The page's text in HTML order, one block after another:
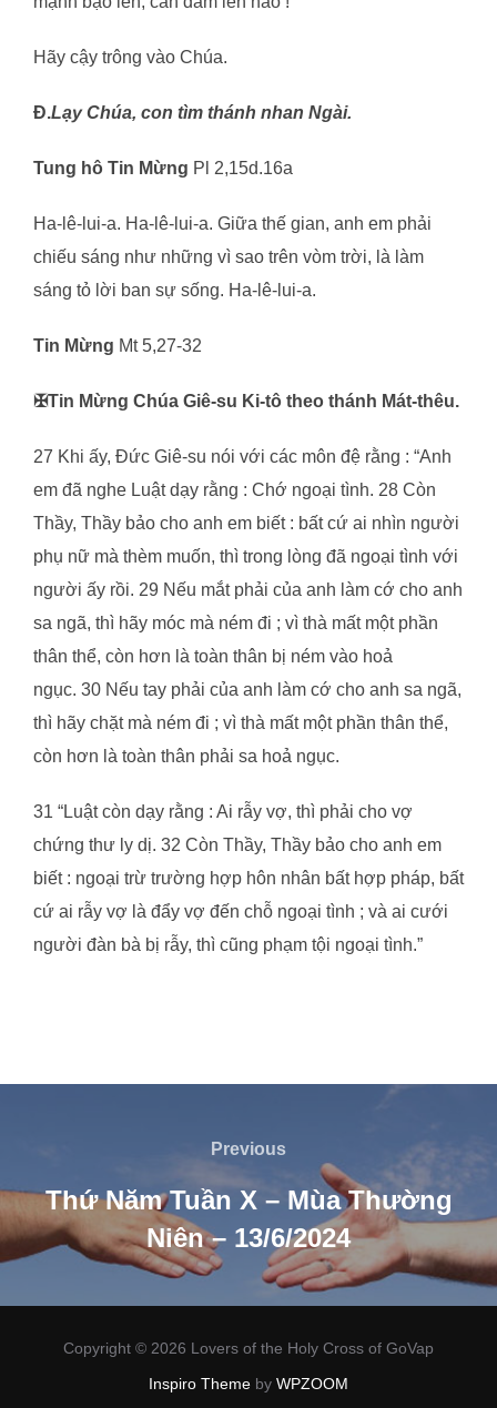
Hãy cậy trông vào Chúa.
Đ.Lạy Chúa, con tìm thánh nhan Ngài.
Tung hô Tin Mừng Pl 2,15d.16a
Ha-lê-lui-a. Ha-lê-lui-a. Giữa thế gian, anh em phải
chiếu sáng như những vì sao trên vòm trời, là làm
sáng tỏ lời ban sự sống. Ha-lê-lui-a.
Tin Mừng Mt 5,27-32
✠Tin Mừng Chúa Giê-su Ki-tô theo thánh Mát-thêu.
27 Khi ấy, Đức Giê-su nói với các môn đệ rằng : “Anh
em đã nghe Luật dạy rằng : Chớ ngoại tình. 28 Còn
Thầy, Thầy bảo cho anh em biết : bất cứ ai nhìn người
phụ nữ mà thèm muốn, thì trong lòng đã ngoại tình với
người ấy rồi. 29 Nếu mắt phải của anh làm cớ cho anh
sa ngã, thì hãy móc mà ném đi ; vì thà mất một phần
thân thể, còn hơn là toàn thân bị ném vào hoả
ngục. 30 Nếu tay phải của anh làm cớ cho anh sa ngã,
thì hãy chặt mà ném đi ; vì thà mất một phần thân thể,
còn hơn là toàn thân phải sa hoả ngục.
31 “Luật còn dạy rằng : Ai rẫy vợ, thì phải cho vợ
chứng thư ly dị. 32 Còn Thầy, Thầy bảo cho anh em
biết : ngoại trừ trường hợp hôn nhân bất hợp pháp, bất
cứ ai rẫy vợ là đẩy vợ đến chỗ ngoại tình ; và ai cưới
người đàn bà bị rẫy, thì cũng phạm tội ngoại tình.”
Previous
Previous
Thứ Năm Tuần X – Mùa Thường
Niên – 13/6/2024
Copyright © 2026 Lovers of the Holy Cross of GoVap
Inspiro Theme by WPZOOM